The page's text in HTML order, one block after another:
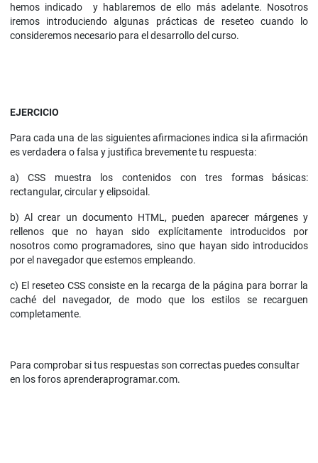
hemos indicado y hablaremos de ello más adelante. Nosotros
iremos introduciendo algunas prácticas de reseteo cuando lo
consideremos necesario para el desarrollo del curso.
EJERCICIO
Para cada una de las siguientes afirmaciones indica si la afirmación
es verdadera o falsa y justifica brevemente tu respuesta:
a) CSS muestra los contenidos con tres formas básicas:
rectangular, circular y elipsoidal.
b) Al crear un documento HTML, pueden aparecer márgenes y
rellenos que no hayan sido explícitamente introducidos por
nosotros como programadores, sino que hayan sido introducidos
por el navegador que estemos empleando.
c) El reseteo CSS consiste en la recarga de la página para borrar la
caché del navegador, de modo que los estilos se recarguen
completamente.
Para comprobar si tus respuestas son correctas puedes consultar
en los foros aprenderaprogramar.com.